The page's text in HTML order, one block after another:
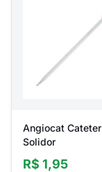
Angiocat
Solidor
R$ 1,95